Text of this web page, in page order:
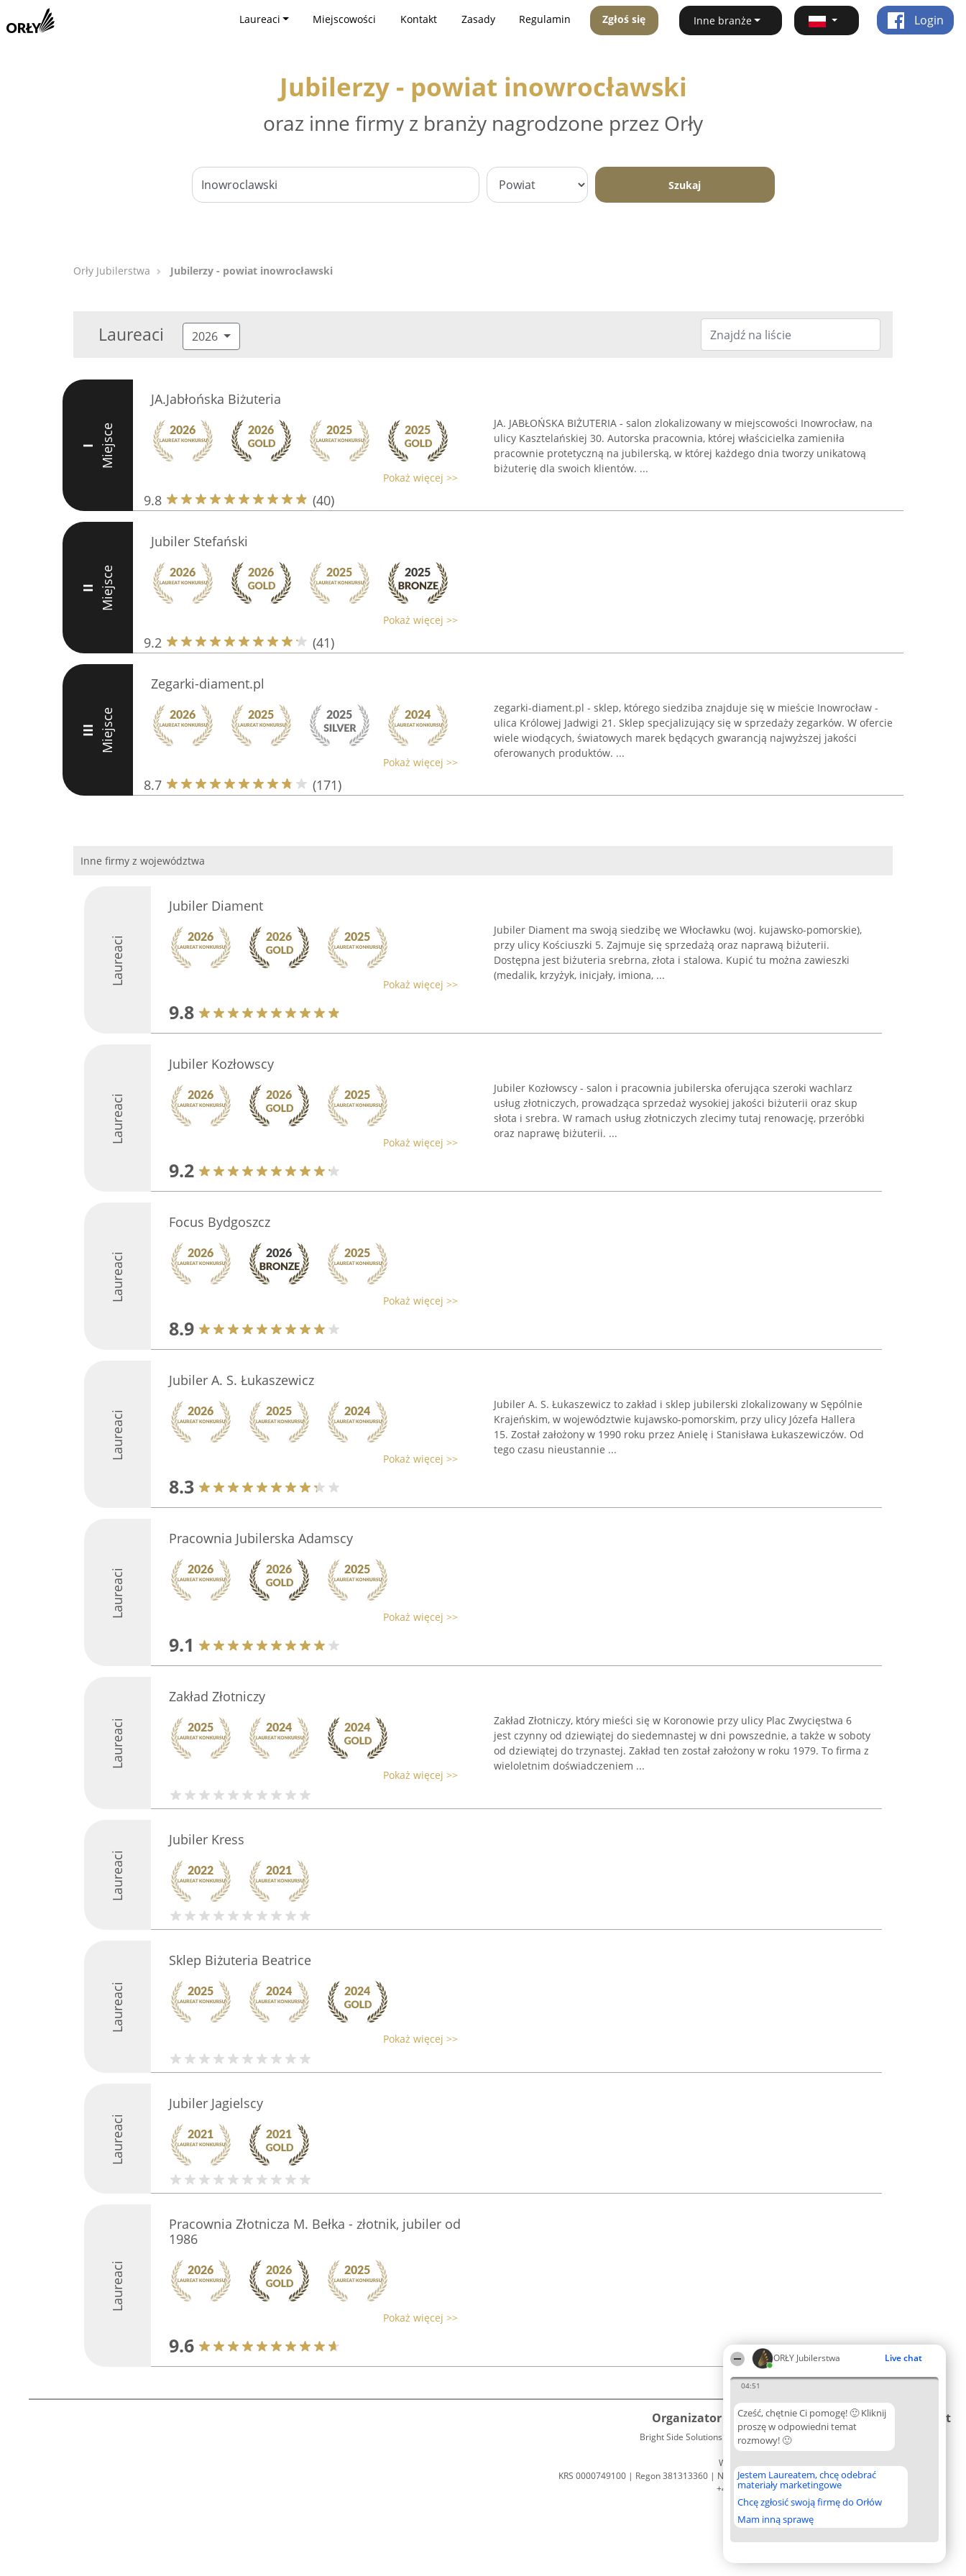
ORŁY Jubilerstwa Live chat
04:51
Cześć, chętnie Ci pomogę! 🙂 Kliknij
proszę w odpowiedni temat
rozmowy! 🙂
Jestem Laureatem, chcę odebrać
materiały marketingowe
Chcę zgłosić swoją firmę do Orłów
Mam inną sprawę
Laureaci Miejscowości Kontakt Zasady Regulamin Zgłoś się Inne branże Login
Jubilerzy - powiat inowrocławski
oraz inne firmy z branży nagrodzone przez Orły
Szukaj
Orły Jubilerstwa Jubilerzy - powiat inowrocławski
Laureaci 2026
I Miejsce
JA.Jabłońska Biżuteria
Pokaż więcej >>
9.8 (40)
JA. JABŁOŃSKA BIŻUTERIA - salon zlokalizowany w miejscowości Inowrocław, na
ulicy Kasztelańskiej 30. Autorska pracownia, której właścicielka zamieniła
pracownie protetyczną na jubilerską, w której każdego dnia tworzy unikatową
biżuterię dla swoich klientów. ...
II Miejsce
Jubiler Stefański
Pokaż więcej >>
9.2 (41)
III Miejsce
Zegarki-diament.pl
Pokaż więcej >>
8.7 (171)
zegarki-diament.pl - sklep, którego siedziba znajduje się w mieście Inowrocław -
ulica Królowej Jadwigi 21. Sklep specjalizujący się w sprzedaży zegarków. W ofercie
wiele wiodących, światowych marek będących gwarancją najwyższej jakości
oferowanych produktów. ...
Inne firmy z województwa
Laureaci
Jubiler Diament
Pokaż więcej >>
9.8
Jubiler Diament ma swoją siedzibę we Włocławku (woj. kujawsko-pomorskie),
przy ulicy Kościuszki 5. Zajmuje się sprzedażą oraz naprawą biżuterii.
Dostępna jest biżuteria srebrna, złota i stalowa. Kupić tu można zawieszki
(medalik, krzyżyk, inicjały, imiona, ...
Laureaci
Jubiler Kozłowscy
Pokaż więcej >>
9.2
Jubiler Kozłowscy - salon i pracownia jubilerska oferująca szeroki wachlarz
usług złotniczych, prowadząca sprzedaż wysokiej jakości biżuterii oraz skup
słota i srebra. W ramach usług złotniczych zlecimy tutaj renowację, przeróbki
oraz naprawę biżuterii. ...
Laureaci
Focus Bydgoszcz
Pokaż więcej >>
8.9
Laureaci
Jubiler A. S. Łukaszewicz
Pokaż więcej >>
8.3
Jubiler A. S. Łukaszewicz to zakład i sklep jubilerski zlokalizowany w Sępólnie
Krajeńskim, w województwie kujawsko-pomorskim, przy ulicy Józefa Hallera
15. Został założony w 1990 roku przez Anielę i Stanisława Łukaszewiczów. Od
tego czasu nieustannie ...
Laureaci
Pracownia Jubilerska Adamscy
Pokaż więcej >>
9.1
Laureaci
Zakład Złotniczy
Pokaż więcej >>
Zakład Złotniczy, który mieści się w Koronowie przy ulicy Plac Zwycięstwa 6
jest czynny od dziewiątej do siedemnastej w dni powszednie, a także w soboty
od dziewiątej do trzynastej. Zakład ten został założony w roku 1979. To firma z
wieloletnim doświadczeniem ...
Laureaci
Jubiler Kress
Laureaci
Sklep Biżuteria Beatrice
Pokaż więcej >>
Laureaci
Jubiler Jagielscy
Laureaci
Pracownia Złotnicza M. Bełka - złotnik, jubiler od
1986
Pokaż więcej >>
9.6
Organizator plebiscytu
Bright Side Solutions sp. z o. o. sp. k.
ul. Ruska 22
Wrocław 50-079
KRS 0000749100 | Regon 381313360 | NIP 8943132676
+48 508 492 400
Plebiscyt
Lista
Laureatów
Zasady
Regulamin
Prywatności
Kontakt